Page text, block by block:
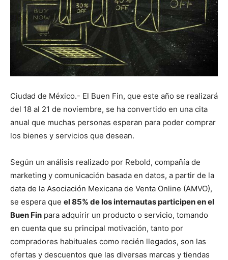
Ciudad de México.- El Buen Fin, que este año se realizará
del 18 al 21 de noviembre, se ha convertido en una cita
anual que muchas personas esperan para poder comprar
los bienes y servicios que desean.
Según un análisis realizado por Rebold, compañía de
marketing y comunicación basada en datos, a partir de la
data de la Asociación Mexicana de Venta Online (AMVO),
se espera que el 85% de los internautas participen en el
Buen Fin para adquirir un producto o servicio, tomando
en cuenta que su principal motivación, tanto por
compradores habituales como recién llegados, son las
ofertas y descuentos que las diversas marcas y tiendas